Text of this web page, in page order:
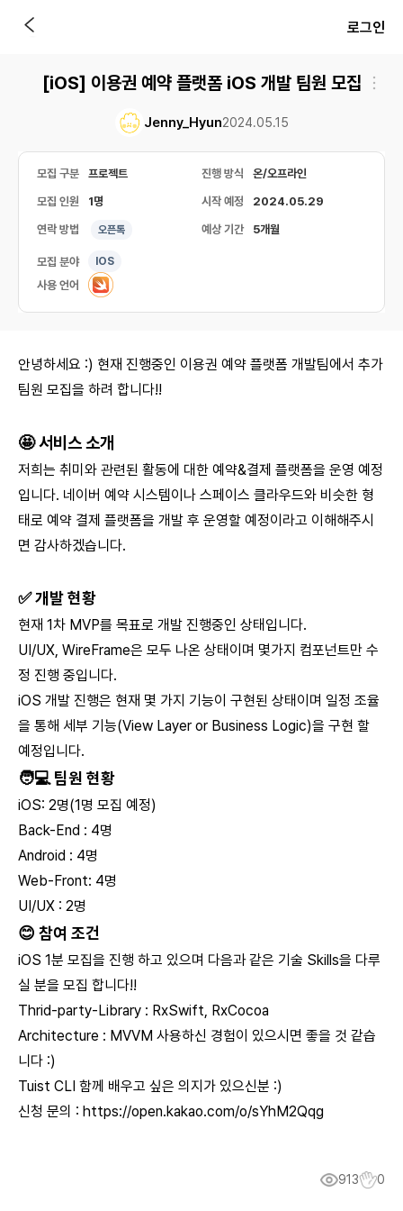
로그인
[iOS] 이용권 예약 플랫폼 iOS 개발 팀원 모집
Jenny_Hyun2024.05.15
모집 구분 프로젝트 진행 방식 온/오프라인
모집 인원 1명 시작 예정 2024.05.29
연락 방법 오픈톡 예상 기간 5개월
모집 분야 IOS
사용 언어
안녕하세요 :) 현재 진행중인 이용권 예약 플랫폼 개발팀에서 추가
팀원 모집을 하려 합니다!!
🤩서비스 소개
저희는 취미와 관련된 활동에 대한 예약&결제 플랫폼을 운영 예정
입니다. 네이버 예약 시스템이나 스페이스 클라우드와 비슷한 형
태로 예약 결제 플랫폼을 개발 후 운영할 예정이라고 이해해주시
면 감사하겠습니다.
✅개발 현황
현재 1차 MVP를 목표로 개발 진행중인 상태입니다.
UI/UX, WireFrame은 모두 나온 상태이며 몇가지 컴포넌트만 수
정 진행 중입니다.
iOS 개발 진행은 현재 몇 가지 기능이 구현된 상태이며 일정 조율
을 통해 세부 기능(View Layer or Business Logic)을 구현 할
예정입니다.
🧑💻 팀원 현황
iOS: 2명(1명 모집 예정)
Back-End : 4명
Android : 4명
Web-Front: 4명
UI/UX : 2명
😊 참여 조건
iOS 1분 모집을 진행 하고 있으며 다음과 같은 기술 Skills을 다루
실 분을 모집 합니다!!
Thrid-party-Library : RxSwift, RxCocoa
Architecture : MVVM 사용하신 경험이 있으시면 좋을 것 같습
니다 :)
Tuist CLI 함께 배우고 싶은 의지가 있으신분 :)
신청 문의 : https://open.kakao.com/o/sYhM2Qqg
913 0